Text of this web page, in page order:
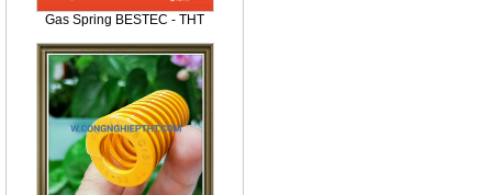
Gas Spring BESTEC - THT